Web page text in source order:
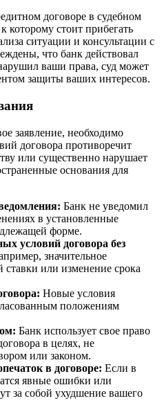
договоре в судебном
которому стоит прибегать
ситуации и консультации с
что банк действовал
ваши права, суд может
защиты ваших интересов.
заявление, необходимо
договора противоречит
или существенно нарушает
основания для
Банк не уведомил
в установленные
форме.
условий договора без
значительное
или изменение срока
Новые условия
положениям
Банк использует свое право
в целях, не
или законом.
в договоре: Если в
явные ошибки или
за собой ухудшение вашего